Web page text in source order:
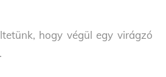
hogy végül egy virágzó